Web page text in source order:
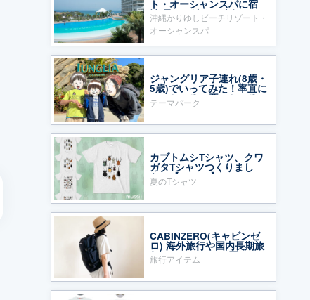
ト・オーシャンスパに宿
泊 子ども連れに人気
沖縄かりゆしビーチリゾート・
オーシャンスパ
ジャングリア子連れ(8歳・
5歳)でいってみた！率直に
いいところ・悪いところ
テーマパーク
カブトムシTシャツ、クワ
ガタTシャツつくりまし
た〜【mussii】
夏のTシャツ
CABINZERO(キャビンゼ
ロ) 海外旅行や国内長期旅
行のバックパック買って
みた！
旅行アイテム